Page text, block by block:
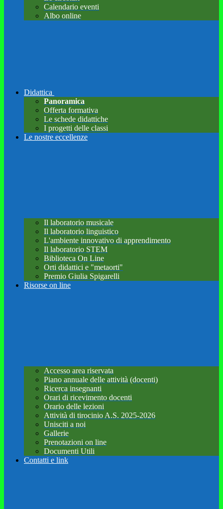
Calendario eventi
Albo online
Didattica
Panoramica
Offerta formativa
Le schede didattiche
I progetti delle classi
Le nostre eccellenze
Il laboratorio musicale
Il laboratorio linguistico
L'ambiente innovativo di apprendimento
Il laboratorio STEM
Biblioteca On Line
Orti didattici e "metaorti"
Premio Giulia Spigarelli
Risorse on line
Accesso area riservata
Piano annuale delle attività (docenti)
Ricerca insegnanti
Orari di ricevimento docenti
Orario delle lezioni
Attività di tirocinio A.S. 2025-2026
Unisciti a noi
Gallerie
Prenotazioni on line
Documenti Utili
Contatti e link